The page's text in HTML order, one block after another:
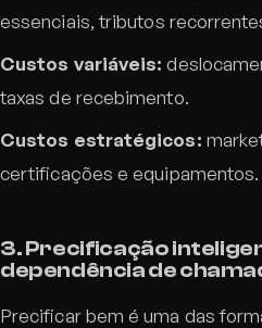
essenciais, tributos
Custos variáveis:
taxas de recebimento.
Custos estratégicos:
certificações e equipamentos.
3. Precificação
dependência de
Precificar bem é uma das